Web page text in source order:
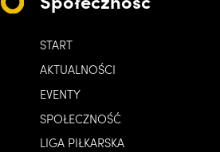
START
AKTUALNOŚCI
EVENTY
SPOŁECZNOŚĆ
LIGA PIŁKARSKA